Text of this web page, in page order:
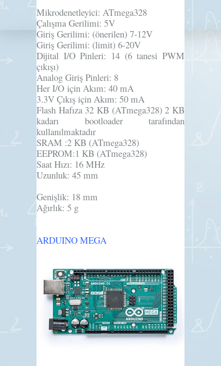
Mikrodenetleyici: ATmega328
Çalışma Gerilimi: 5V
Giriş Gerilimi: (önerilen) 7-12V
Giriş Gerilimi: (limit) 6-20V
Dijital I/O Pinleri: 14 (6 tanesi PWM
çıkışı)
Analog Giriş Pinleri: 8
Her I/O için Akım: 40 mA
3.3V Çıkış için Akım: 50 mA
Flash Hafıza32 KB (ATmega328) 2 KB
kadarı bootloader tarafından
kullanılmaktadır
SRAM :2 KB (ATmega328)
EEPROM:1 KB (ATmega328)
Saat Hızı: 16 MHz
Uzunluk: 45 mm
Genişlik: 18 mm
Ağırlık: 5 g
ARDUINO MEGA